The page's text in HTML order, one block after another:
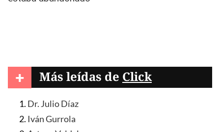
+ Más leídas de Click
Dr. Julio Díaz
Iván Gurrola